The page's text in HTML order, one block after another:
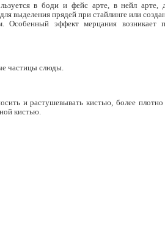
в боди и фейс арте, в нейл арте,
выделения прядей при стайлинге или
Особенный эффект мерцания возникает
частицы слюды.
и растушевывать кистью, более
кистью.